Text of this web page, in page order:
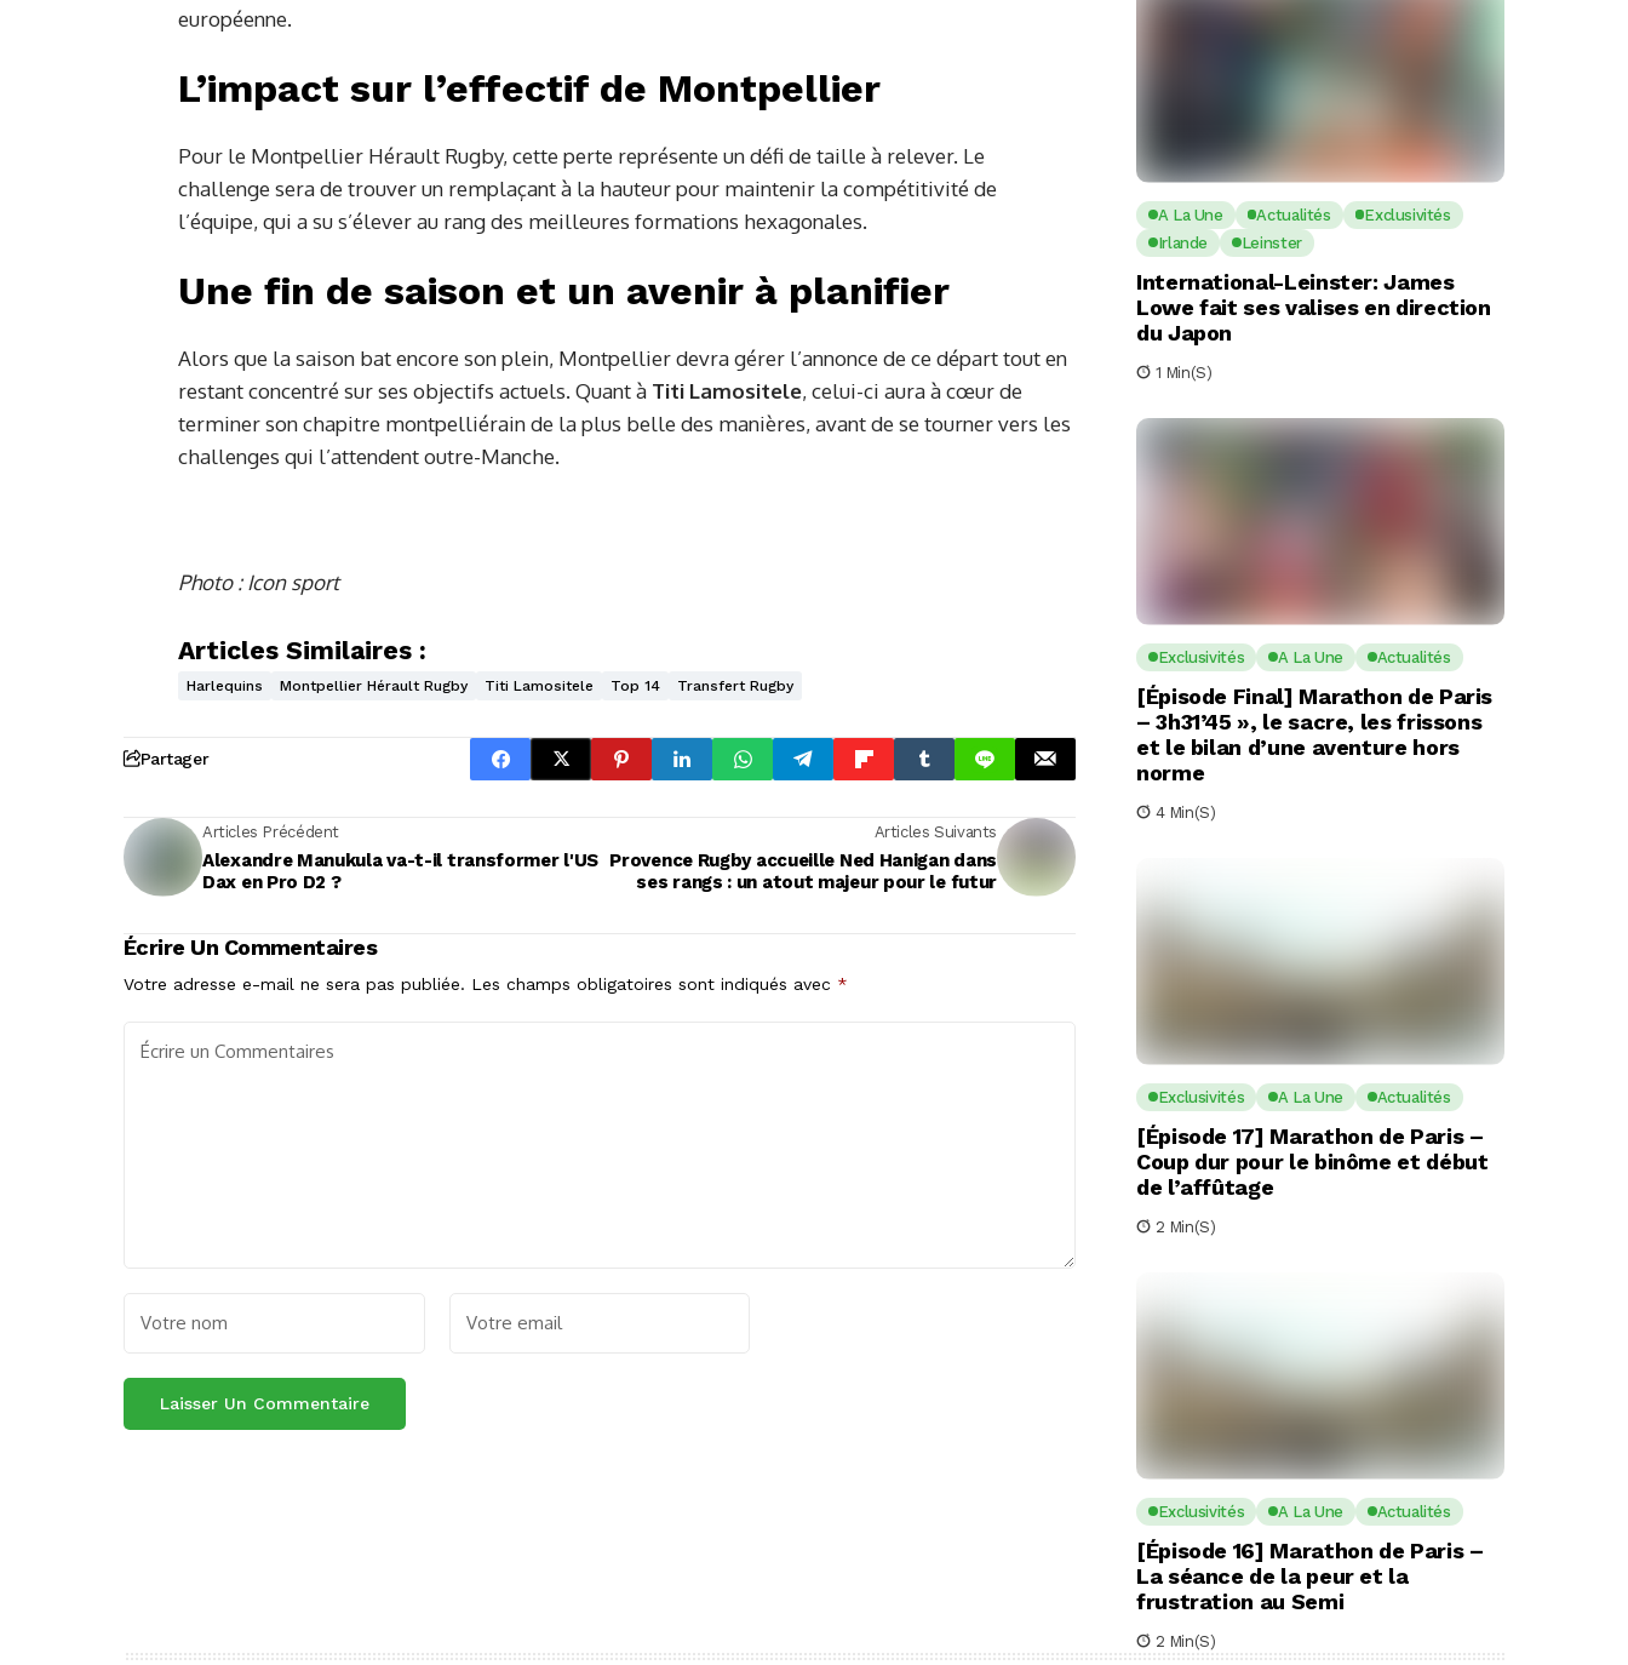
européenne.
L’impact sur l’effectif de Montpellier
Pour le Montpellier Hérault Rugby, cette perte représente un défi de taille à relever. Le
challenge sera de trouver un remplaçant à la hauteur pour maintenir la compétitivité de
l’équipe, qui a su s’élever au rang des meilleures formations hexagonales.
Une fin de saison et un avenir à planifier
Alors que la saison bat encore son plein, Montpellier devra gérer l’annonce de ce départ tout en
restant concentré sur ses objectifs actuels. Quant à Titi Lamositele, celui-ci aura à cœur de
terminer son chapitre montpelliérain de la plus belle des manières, avant de se tourner vers les
challenges qui l’attendent outre-Manche.
Photo : Icon sport
Articles Similaires :
Harlequins Montpellier Hérault Rugby Titi Lamositele Top 14 Transfert Rugby
Partager
Articles Précédent
Alexandre Manukula va-t-il transformer l'US
Dax en Pro D2 ?
Articles Suivants
Provence Rugby accueille Ned Hanigan dans
ses rangs : un atout majeur pour le futur
Écrire Un Commentaires
Votre adresse e-mail ne sera pas publiée. Les champs obligatoires sont indiqués avec *
A La Une Actualités
Exclusivités
Irlande
Leinster
International-Leinster: James
Lowe fait ses valises en direction
du Japon
1 Min(s)
Exclusivités A La Une Actualités
[Épisode Final] Marathon de Paris
– 3h31’45 », le sacre, les frissons
et le bilan d’une aventure hors
norme
4 Min(s)
Exclusivités A La Une Actualités
[Épisode 17] Marathon de Paris –
Coup dur pour le binôme et début
de l’affûtage
2 Min(s)
Exclusivités A La Une Actualités
[Épisode 16] Marathon de Paris –
La séance de la peur et la
frustration au Semi
2 Min(s)